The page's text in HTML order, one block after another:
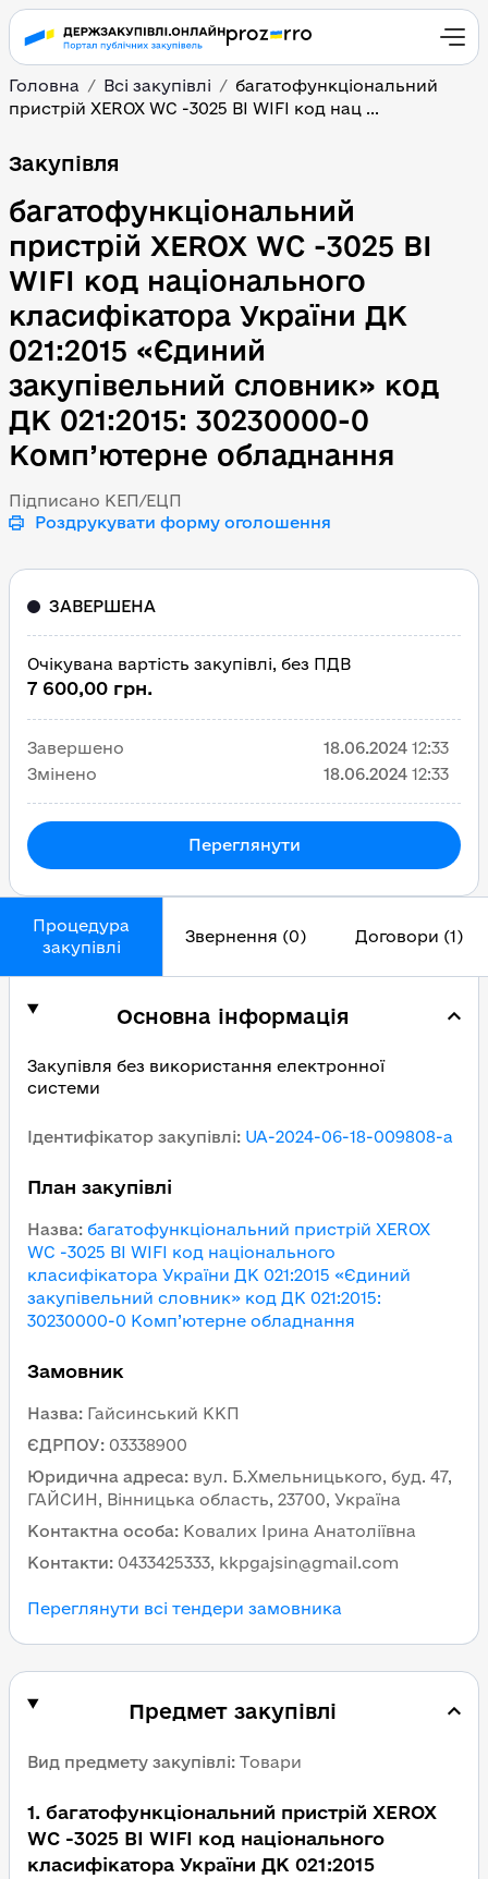
Головна Всі закупівлі
багатофункціональний
пристрій XEROX WC -3025 BI WIFI код нац ...
Закупівля
багатофункціональний
пристрій XEROX WC -3025 BI
WIFI код національного
класифікатора України ДК
021:2015 «Єдиний
закупівельний словник» код
ДК 021:2015: 30230000-0
Комп’ютерне обладнання
Підписано КЕП/ЕЦП
Роздрукувати форму оголошення
Процедура
закупівлі
Звернення (0) Договори (1)
Основна інформація
Закупівля без використання електронної
системи
Ідентифікатор закупівлі: UA-2024-06-18-009808-a
План закупівлі
Назва: багатофункціональний пристрій XEROX
WC -3025 BI WIFI код національного
класифікатора України ДК 021:2015 «Єдиний
закупівельний словник» код ДК 021:2015:
30230000-0 Комп’ютерне обладнання
Замовник
Назва: Гайсинський ККП
ЄДРПОУ: 03338900
Юридична адреса: вул. Б.Хмельницького, буд. 47,
ГАЙСИН, Вінницька область, 23700, Україна
Контактна особа: Ковалих Ірина Анатоліївна
Контакти: 0433425333, kkpgajsin@gmail.com
Переглянути всі тендери замовника
Предмет закупівлі
Вид предмету закупівлі: Товари
1. багатофункціональний пристрій XEROX
WC -3025 BI WIFI код національного
класифікатора України ДК 021:2015
ЗАВЕРШЕНА
Очікувана вартість закупівлі, без ПДВ
7 600,00 грн.
Завершено 18.06.2024 12:33
Змінено
18.06.2024 12:33
Переглянути